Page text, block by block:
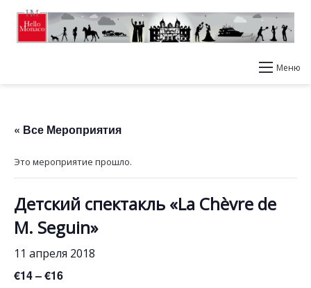
Меню
« Все Мероприятия
Это мероприятие прошло.
Детский спектакль «La Chèvre de
M. Seguin»
11 апреля 2018
€14 – €16